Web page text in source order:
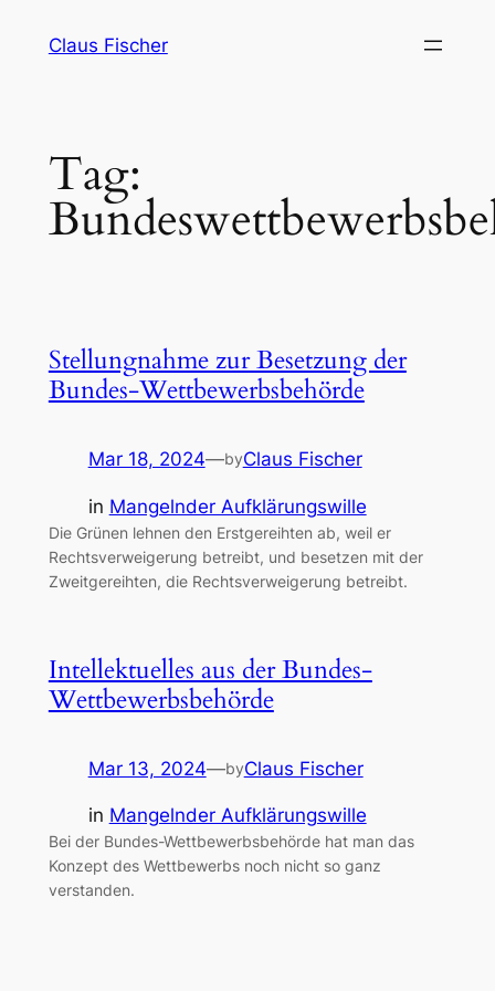
Claus Fischer
Tag:
Stellungnahme zur Besetzung der
Bundes-Wettbewerbsbehörde
Mar 18, 2024—byClaus Fischer
in Mangelnder Aufklärungswille
Die Grünen lehnen den Erstgereihten ab, weil er
Rechtsverweigerung betreibt, und besetzen mit der
Zweitgereihten, die Rechtsverweigerung betreibt.
Intellektuelles aus der Bundes-
Wettbewerbsbehörde
Mar 13, 2024—byClaus Fischer
in Mangelnder Aufklärungswille
Bei der Bundes-Wettbewerbsbehörde hat man das
Konzept des Wettbewerbs noch nicht so ganz
verstanden.